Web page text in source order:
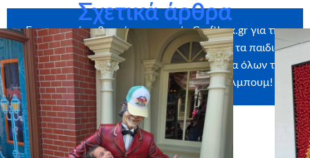
Ευχαριστούμε θερμά την εταιρείαCraftbox.grγια την
αποστολή birthday box – έκπληξη σε όλα τα παιδιά
μας, καθώς και τοmyikona.grγια τη χορηγία όλων των
προσωποποιημένων φωτογραφικών άλμπουμ!
Σχετικά άρθρα